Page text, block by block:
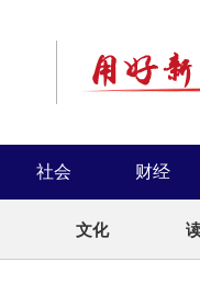
社会 财经
文化